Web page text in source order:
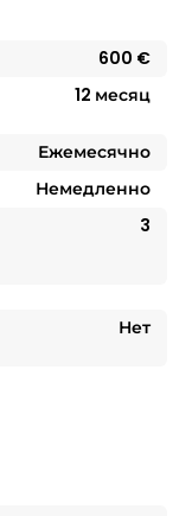
600 €
12 месяц
Ежемесячно
Немедленно
3
Нет